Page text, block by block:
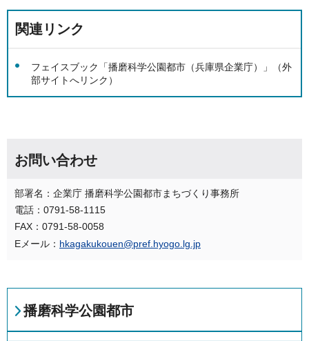
関連リンク
フェイスブック「播磨科学公園都市（兵庫県企業庁）」（外
部サイトへリンク）
お問い合わせ
部署名：企業庁 播磨科学公園都市まちづくり事務所
電話：0791-58-1115
FAX：0791-58-0058
Eメール： hkagakukouen@pref.hyogo.lg.jp
播磨科学公園都市